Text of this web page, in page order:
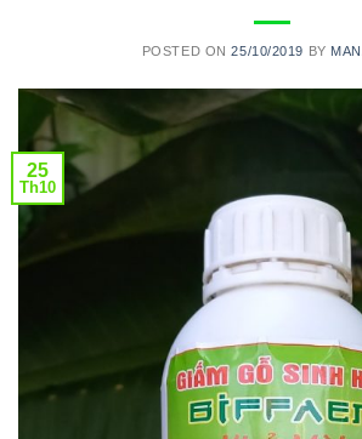
POSTED ON25/10/2019 BY
25
Th10